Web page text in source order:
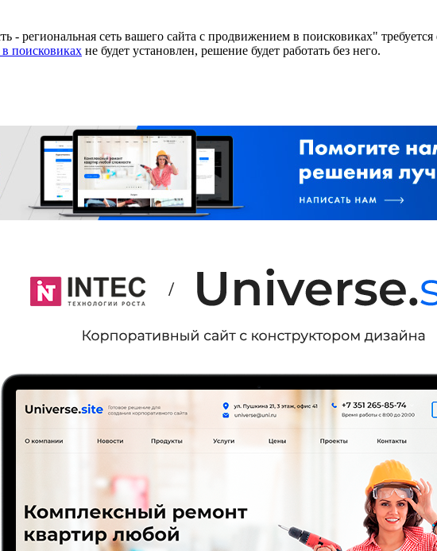
региональная сеть вашего сайта с продвижением в поисковиках"
поисковиках не будет установлен, решение будет работать без него.